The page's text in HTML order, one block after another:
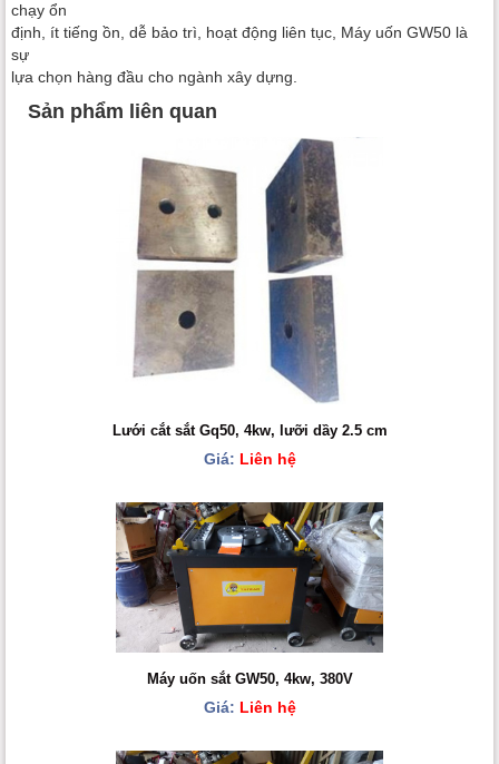
chạy ổn
định, ít tiếng ồn, dễ bảo trì, hoạt động liên tục, Máy uốn GW50 là
sự
lựa chọn hàng đầu cho ngành xây dựng.
Sản phẩm liên quan
Lưới cắt sắt Gq50, 4kw, lưỡi dầy 2.5 cm
Giá: Liên hệ
Máy uốn sắt GW50, 4kw, 380V
Giá: Liên hệ